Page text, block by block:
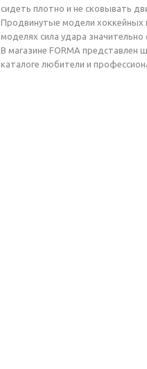
сидеть плотно и не сковывать
Продвинутые модели хоккейных
моделях сила удара значительно
В магазине FORMA представлен
каталоге любители и